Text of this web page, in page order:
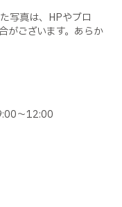
写真は、HPやブロ
がございます。あらか
～12:00